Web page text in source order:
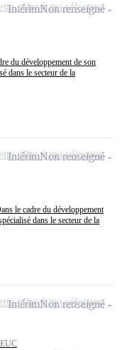
du développement de son
dans le secteur de la
IntérimNon renseigné
offre à ma sélection
le cadre du développement
dans le secteur de la
IntérimNon renseigné
offre à ma sélection
IntérimNon renseigné
offre à ma sélection